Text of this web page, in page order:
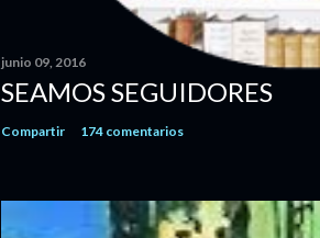
junio 09, 2016
SEAMOS SEGUIDORES
Compartir 174 comentarios